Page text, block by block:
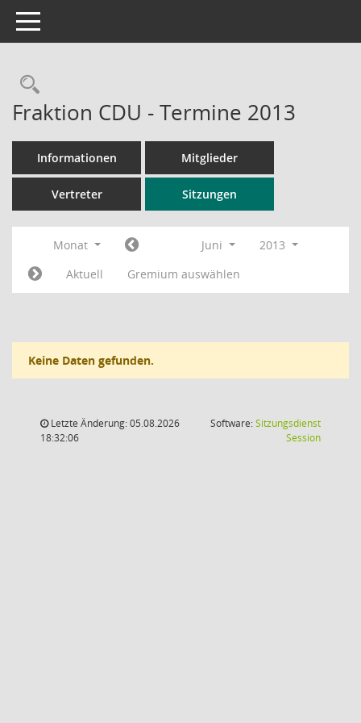
Toggle navigation
Rechercheauswahl
Fraktion CDU - Termine 2013
Informationen Mitglieder
Vertreter Sitzungen
Monat Juni
2013
Aktuell
Gremium auswählen
Keine Daten gefunden.
Letzte Änderung: 05.08.2026
18:32:06
Software:Sitzungsdienst
Session(Wird in